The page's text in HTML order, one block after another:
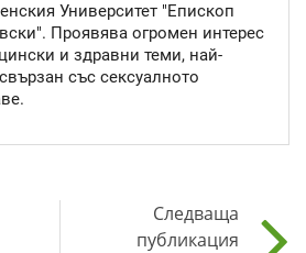
Университет "Епископ
Проявява огромен интерес
и здравни теми, най-
със сексуалното
Следваща
публикация